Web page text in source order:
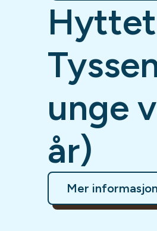
unge
år)
Mer informasjon